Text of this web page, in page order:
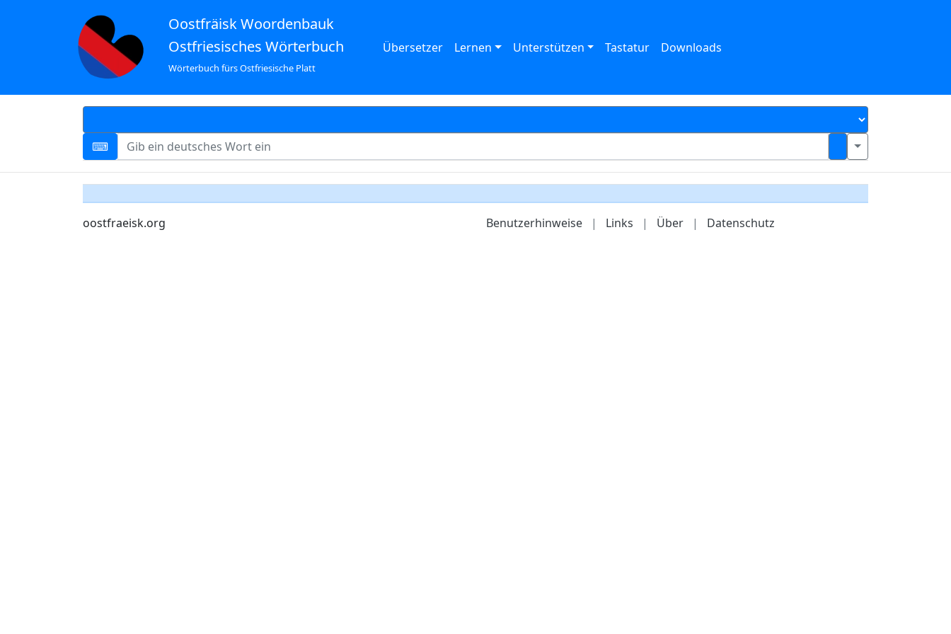
Oostfräisk Woordenbauk
Ostfriesisches Wörterbuch
Wörterbuch fürs Ostfriesische Platt
Übersetzer Lernen Unterstützen Tastatur Downloads
oostfraeisk.org Benutzerhinweise | Links | Über | Datenschutz